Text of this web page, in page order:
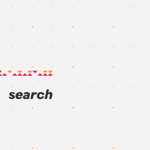
search